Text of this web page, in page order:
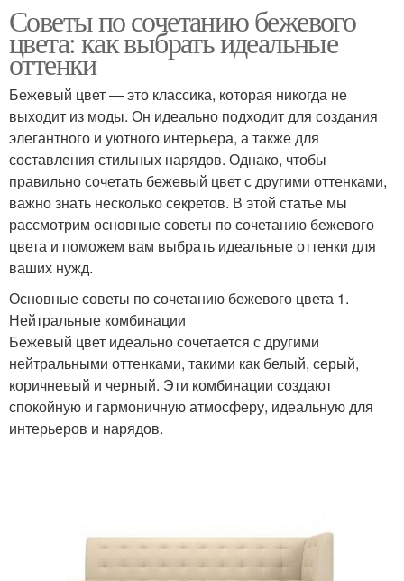
Советы по сочетанию бежевого
цвета: как выбрать идеальные
оттенки
Бежевый цвет — это классика, которая никогда не
выходит из моды. Он идеально подходит для создания
элегантного и уютного интерьера, а также для
составления стильных нарядов. Однако, чтобы
правильно сочетать бежевый цвет с другими оттенками,
важно знать несколько секретов. В этой статье мы
рассмотрим основные советы по сочетанию бежевого
цвета и поможем вам выбрать идеальные оттенки для
ваших нужд.
Основные советы по сочетанию бежевого цвета 1.
Нейтральные комбинации
Бежевый цвет идеально сочетается с другими
нейтральными оттенками, такими как белый, серый,
коричневый и черный. Эти комбинации создают
спокойную и гармоничную атмосферу, идеальную для
интерьеров и нарядов.